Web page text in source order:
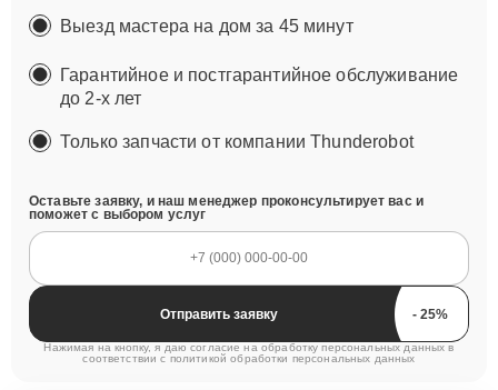
Выезд мастера на дом за 45 минут
Гарантийное и постгарантийное обслуживание
до 2-х лет
Только запчасти от компании Thunderobot
Оставьте заявку, и наш менеджер проконсультирует вас и
поможет с выбором услуг
Отправить заявку
Нажимая на кнопку, я даю согласие на обработку персональных данных в
соответствии с политикой обработки персональных данных